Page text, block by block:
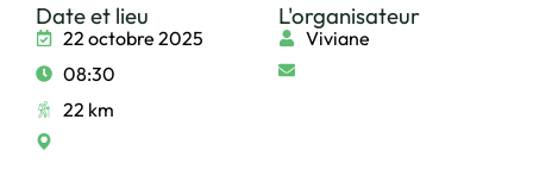
Date et lieu
22 octobre 2025
08:30
22 km
L'organisateur
Viviane